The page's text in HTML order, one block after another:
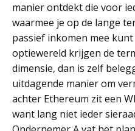
manier ontdekt die voor
waarmee je op de lange
passief inkomen mee
optiewereld krijgen de
dimensie, dan is zelf
uitdagende manier om
achter Ethereum zit een
want lang niet ieder